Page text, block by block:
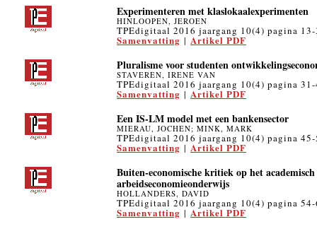
Experimenteren met klaslokaalexperimenten
HINLOOPEN, JEROEN
TPEdigitaal 2016 jaargang 10(4) pagina
Samenvatting | Artikel PDF
Pluralisme voor studenten
STAVEREN, IRENE VAN
TPEdigitaal 2016 jaargang 10(4) pagina
Samenvatting | Artikel PDF
Een IS-LM model met een bankensector
MIERAU, JOCHEN; MINK, MARK
TPEdigitaal 2016 jaargang 10(4) pagina
Samenvatting | Artikel PDF
Buiten-economische kritiek op het academisch
arbeidseconomieonderwijs
HOLLANDERS, DAVID
TPEdigitaal 2016 jaargang 10(4) pagina
Samenvatting | Artikel PDF